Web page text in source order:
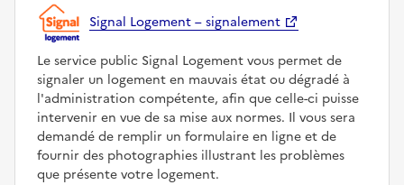
Signal Logement – signalement
Le service public Signal Logement vous permet de
signaler un logement en mauvais état ou dégradé à
l'administration compétente, afin que celle-ci puisse
intervenir en vue de sa mise aux normes. Il vous sera
demandé de remplir un formulaire en ligne et de
fournir des photographies illustrant les problèmes
que présente votre logement.